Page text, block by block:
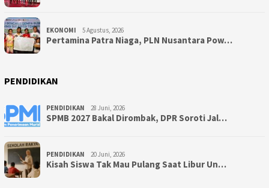
EKONOMI 5 Agustus, 2026
Pertamina Patra Niaga, PLN Nusantara Pow…
PENDIDIKAN
PENDIDIKAN 28 Juni, 2026
SPMB 2027 Bakal Dirombak, DPR Soroti Jal…
PENDIDIKAN 20 Juni, 2026
Kisah Siswa Tak Mau Pulang Saat Libur Un…